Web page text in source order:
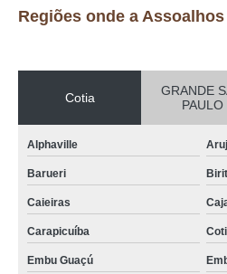
Regiões onde a
Cotia
GRANDE
PAULO
Alphaville
Barueri
Caieiras
Carapicuíba
Embu Guaçú